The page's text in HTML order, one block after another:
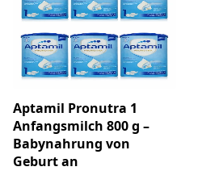
Aptamil Pronutra 1
Anfangsmilch 800 g –
Babynahrung von
Geburt an